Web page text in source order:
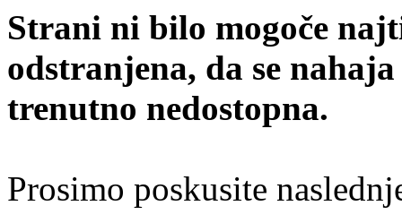
Strani ni bilo mogoče
odstranjena, da se
trenutno nedostopna.
Prosimo poskusite